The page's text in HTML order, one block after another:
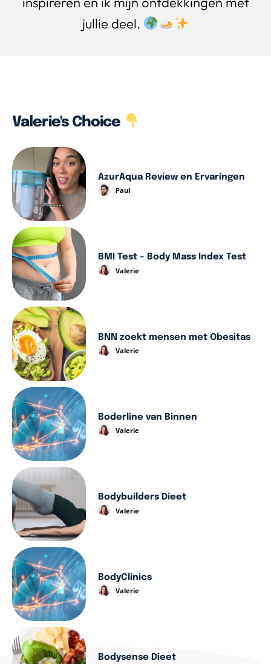
jullie deel.
Valerie's Choice
AzurAqua Review en Ervaringen
Paul
BMI Test – Body Mass Index Test
Valerie
BNN zoekt mensen met Obesitas
Valerie
Boderline van Binnen
Valerie
Bodybuilders Dieet
Valerie
BodyClinics
Valerie
Bodysense Dieet